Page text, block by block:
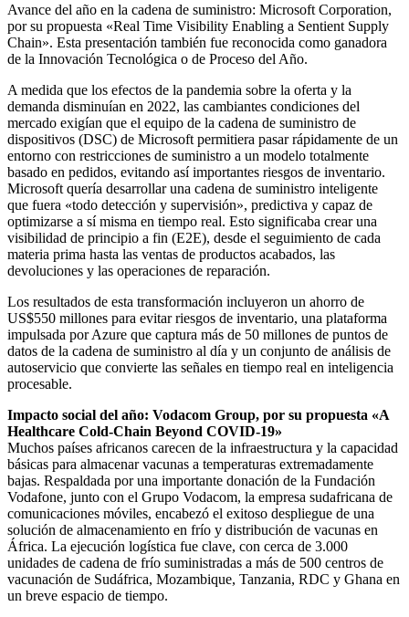
Avance del año en la cadena de suministro: Microsoft Corporation,
por su propuesta «Real Time Visibility Enabling a Sentient Supply
Chain». Esta presentación también fue reconocida como ganadora
de la Innovación Tecnológica o de Proceso del Año.
A medida que los efectos de la pandemia sobre la oferta y la
demanda disminuían en 2022, las cambiantes condiciones del
mercado exigían que el equipo de la cadena de suministro de
dispositivos (DSC) de Microsoft permitiera pasar rápidamente de un
entorno con restricciones de suministro a un modelo totalmente
basado en pedidos, evitando así importantes riesgos de inventario.
Microsoft quería desarrollar una cadena de suministro inteligente
que fuera «todo detección y supervisión», predictiva y capaz de
optimizarse a sí misma en tiempo real. Esto significaba crear una
visibilidad de principio a fin (E2E), desde el seguimiento de cada
materia prima hasta las ventas de productos acabados, las
devoluciones y las operaciones de reparación.
Los resultados de esta transformación incluyeron un ahorro de
US$550 millones para evitar riesgos de inventario, una plataforma
impulsada por Azure que captura más de 50 millones de puntos de
datos de la cadena de suministro al día y un conjunto de análisis de
autoservicio que convierte las señales en tiempo real en inteligencia
procesable.
Impacto social del año: Vodacom Group, por su propuesta «A
Healthcare Cold-Chain Beyond COVID-19»
Muchos países africanos carecen de la infraestructura y la capacidad
básicas para almacenar vacunas a temperaturas extremadamente
bajas. Respaldada por una importante donación de la Fundación
Vodafone, junto con el Grupo Vodacom, la empresa sudafricana de
comunicaciones móviles, encabezó el exitoso despliegue de una
solución de almacenamiento en frío y distribución de vacunas en
África. La ejecución logística fue clave, con cerca de 3.000
unidades de cadena de frío suministradas a más de 500 centros de
vacunación de Sudáfrica, Mozambique, Tanzania, RDC y Ghana en
un breve espacio de tiempo.